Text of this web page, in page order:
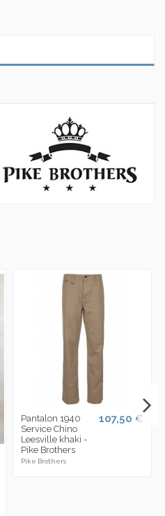
Pantalon 1940
Service Chino
Leesville khaki -
Pike Brothers
Pike Brothers
107,50 €